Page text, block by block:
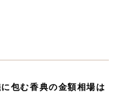
包む香典の金額相場は